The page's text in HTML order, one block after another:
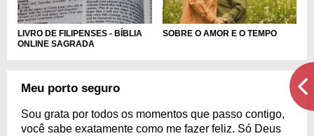
LIVRO DE FILIPENSES - BÍBLIA
ONLINE SAGRADA
SOBRE O AMOR E O TEMPO
Meu porto seguro
Sou grata por todos os momentos que passo contigo,
você sabe exatamente como me fazer feliz. Só Deus